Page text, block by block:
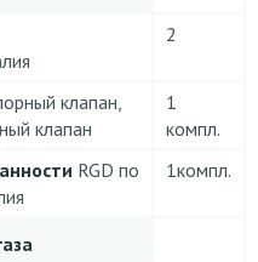
2
клапан,
клапан
1
компл.
RGD по
1компл.